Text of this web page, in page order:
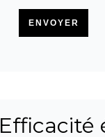
ENVOYER
Efficacité